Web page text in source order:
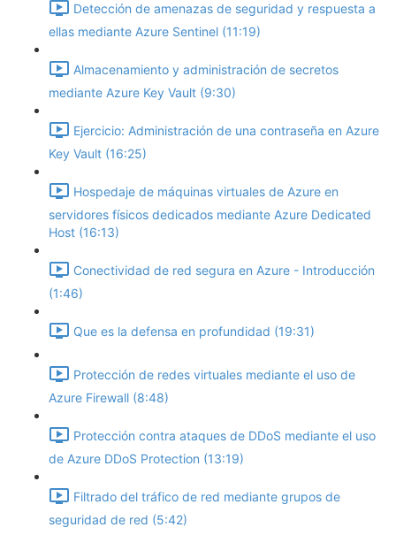
Detección de amenazas de seguridad y respuesta a
ellas mediante Azure Sentinel (11:19)
Almacenamiento y administración de secretos
mediante Azure Key Vault (9:30)
Ejercicio: Administración de una contraseña en Azure
Key Vault (16:25)
Hospedaje de máquinas virtuales de Azure en
servidores físicos dedicados mediante Azure Dedicated
Host (16:13)
Conectividad de red segura en Azure - Introducción
(1:46)
Que es la defensa en profundidad (19:31)
Protección de redes virtuales mediante el uso de
Azure Firewall (8:48)
Protección contra ataques de DDoS mediante el uso
de Azure DDoS Protection (13:19)
Filtrado del tráfico de red mediante grupos de
seguridad de red (5:42)